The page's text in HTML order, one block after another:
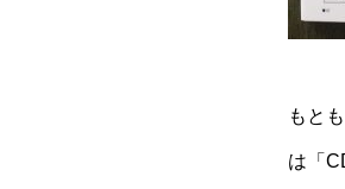
もと
は「